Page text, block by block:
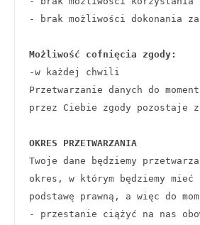
- brak możliwości dokonania
Możliwość cofnięcia zgody:
-w każdej chwili
Przetwarzanie danych do
OKRES PRZETWARZANIA
Twoje dane będziemy
okres, w którym będziemy mieć
podstawę prawną, a więc do
- przestanie ciążyć na nas